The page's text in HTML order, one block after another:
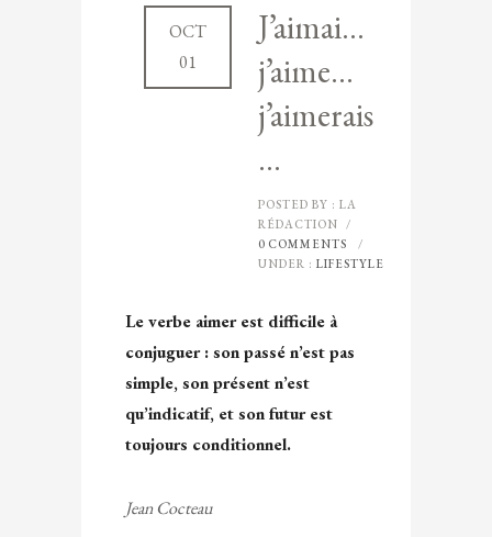
OCT
01
J’aimai…
j’aime…
j’aimerais
…
POSTED BY : LA
RÉDACTION /
0 COMMENTS
/
UNDER : LIFESTYLE
Le verbe aimer est difficile à
conjuguer : son passé n’est pas
simple, son présent n’est
qu’indicatif, et son futur est
toujours conditionnel.
Jean Cocteau